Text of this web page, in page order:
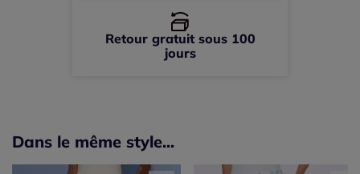
Retour gratuit sous 100
jours
Dans le même style...